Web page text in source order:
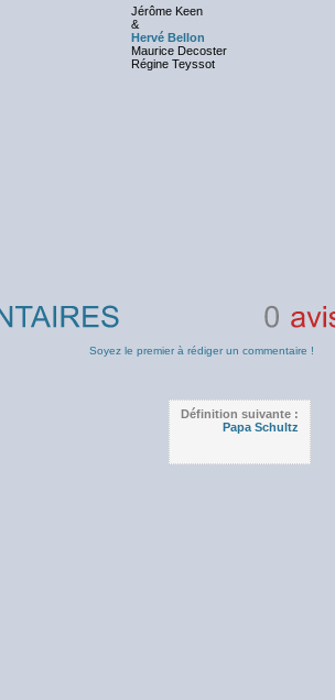
Jérôme Keen
&
Hervé Bellon
Maurice Decoster
Régine Teyssot
Soyez le premier à rédiger un commentaire !
Définition suivante :
Papa Schultz